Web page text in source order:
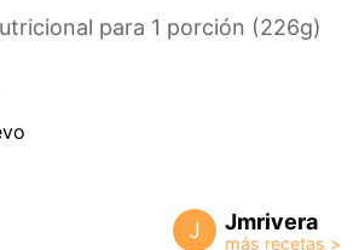
para 1 porción (226g)
J Jmrivera